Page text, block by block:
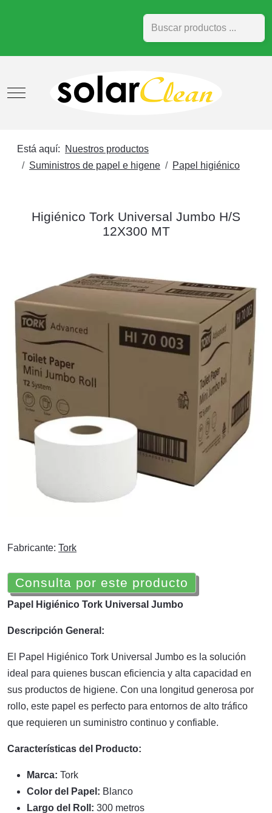
Buscar
Mobile Menu Toggle
Está aquí:
Nuestros productos
Suministros de papel e higene
Papel higiénico
Higiénico Tork Universal Jumbo H/S
12X300 MT
Fabricante: Tork
Consulta por este producto
Papel Higiénico Tork Universal Jumbo
Descripción General:
El Papel Higiénico Tork Universal Jumbo es la solución
ideal para quienes buscan eficiencia y alta capacidad en
sus productos de higiene. Con una longitud generosa por
rollo, este papel es perfecto para entornos de alto tráfico
que requieren un suministro continuo y confiable.
Características del Producto:
Marca: Tork
Color del Papel: Blanco
Largo del Roll: 300 metros